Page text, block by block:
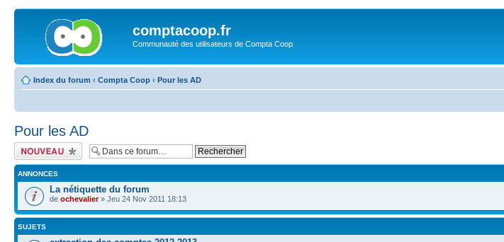
comptacoop.fr
Communauté des utilisateurs de Compta Coop
Index du forum ‹ Compta Coop ‹ Pour les AD
Pour les AD
Ecrire un nouveau
sujet
ANNONCES
La nétiquette du forum
de ochevalier» Jeu 24 Nov 2011 18:13
SUJETS